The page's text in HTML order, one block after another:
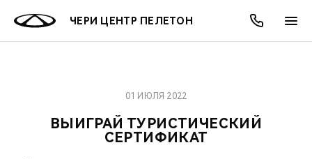
ЧЕРИ ЦЕНТР ПЕЛЕТОН
МОДЕЛИ
ПОКУПАТЕЛЯМ
ВЛАДЕЛЬЦАМ
МИР CHERY
АКЦИИ
ОНЛАЙН СЕРВИСЫ
О КОМПАНИИ
ВЫИГРАЙ ТУРИСТИЧЕСКИЙ
СЕРТИФИКАТ
01 ИЮЛЯ 2022